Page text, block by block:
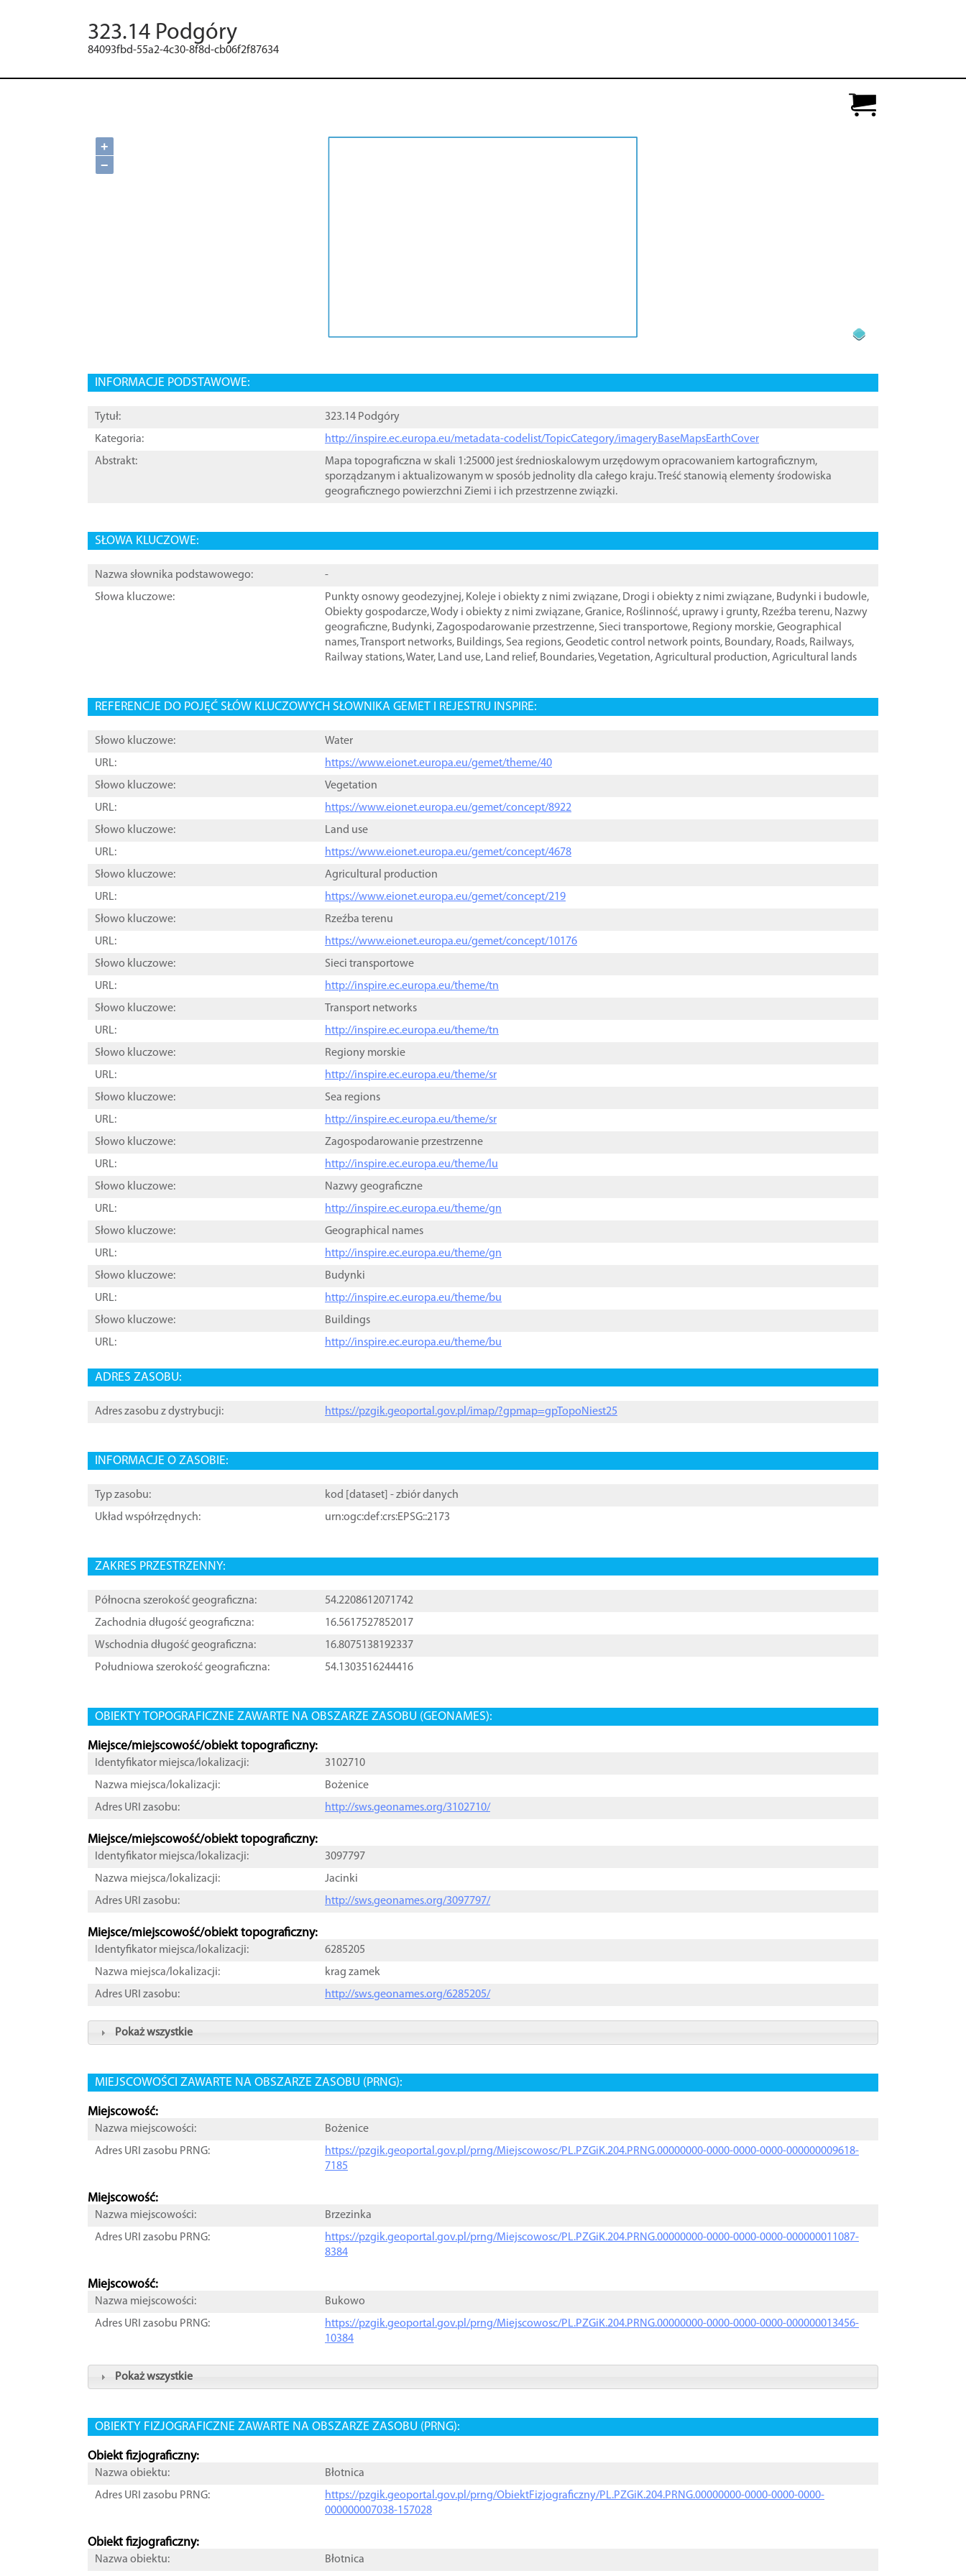
323.14 Podgóry
84093fbd-55a2-4c30-8f8d-cb06f2f87634
+
−
INFORMACJE PODSTAWOWE:
Tytuł:
323.14 Podgóry
Kategoria:
http://inspire.ec.europa.eu/metadata-codelist/TopicCategory/imageryBaseMapsEarthCover
Abstrakt:
Mapa topograficzna w skali 1:25000 jest średnioskalowym urzędowym opracowaniem kartograficznym,
sporządzanym i aktualizowanym w sposób jednolity dla całego kraju. Treść stanowią elementy środowiska
geograficznego powierzchni Ziemi i ich przestrzenne związki.
SŁOWA KLUCZOWE:
Nazwa słownika podstawowego:
-
Słowa kluczowe:
Punkty osnowy geodezyjnej, Koleje i obiekty z nimi związane, Drogi i obiekty z nimi związane, Budynki i budowle,
Obiekty gospodarcze,Wody i obiekty z nimi związane,Granice, Roślinność, uprawy i grunty, Rzeźba terenu, Nazwy
geograficzne, Budynki,Zagospodarowanie przestrzenne, Sieci transportowe, Regiony morskie,Geographical
names,Transport networks, Buildings, Sea regions,Geodetic control network points, Boundary, Roads, Railways,
Railway stations,Water, Land use, Land relief, Boundaries,Vegetation,Agricultural production,Agricultural lands
REFERENCJE DO POJĘĆ SŁÓW KLUCZOWYCH SŁOWNIKA GEMET I REJESTRU INSPIRE:
Słowo kluczowe:
Water
URL:
https://www.eionet.europa.eu/gemet/theme/40
Słowo kluczowe:
Vegetation
URL:
https://www.eionet.europa.eu/gemet/concept/8922
Słowo kluczowe:
Land use
URL:
https://www.eionet.europa.eu/gemet/concept/4678
Słowo kluczowe:
Agricultural production
URL:
https://www.eionet.europa.eu/gemet/concept/219
Słowo kluczowe:
Rzeźba terenu
URL:
https://www.eionet.europa.eu/gemet/concept/10176
Słowo kluczowe:
Sieci transportowe
URL:
http://inspire.ec.europa.eu/theme/tn
Słowo kluczowe:
Transport networks
URL:
http://inspire.ec.europa.eu/theme/tn
Słowo kluczowe:
Regiony morskie
URL:
http://inspire.ec.europa.eu/theme/sr
Słowo kluczowe:
Sea regions
URL:
http://inspire.ec.europa.eu/theme/sr
Słowo kluczowe:
Zagospodarowanie przestrzenne
URL:
http://inspire.ec.europa.eu/theme/lu
Słowo kluczowe:
Nazwy geograficzne
URL:
http://inspire.ec.europa.eu/theme/gn
Słowo kluczowe:
Geographical names
URL:
http://inspire.ec.europa.eu/theme/gn
Słowo kluczowe:
Budynki
URL:
http://inspire.ec.europa.eu/theme/bu
Słowo kluczowe:
Buildings
URL:
http://inspire.ec.europa.eu/theme/bu
ADRES ZASOBU:
Adres zasobu z dystrybucji: https://pzgik.geoportal.gov.pl/imap/?gpmap=gpTopoNiest25
INFORMACJE O ZASOBIE:
Typ zasobu: kod [ dataset ] - zbiór danych
Układ współrzędnych:
urn:ogc:def:crs:EPSG::2173
ZAKRES PRZESTRZENNY:
Północna szerokość geograficzna:
54.2208612071742
Zachodnia długość geograficzna:
16.5617527852017
Wschodnia długość geograficzna:
16.8075138192337
Południowa szerokość geograficzna:
54.1303516244416
OBIEKTY TOPOGRAFICZNE ZAWARTE NA OBSZARZE ZASOBU (GEONAMES):
Miejsce/miejscowość/obiekt topograficzny:
Identyfikator miejsca/lokalizacji:
3102710
Nazwa miejsca/lokalizacji:
Bożenice
Adres URI zasobu:
http://sws.geonames.org/3102710/
Miejsce/miejscowość/obiekt topograficzny:
Identyfikator miejsca/lokalizacji:
3097797
Nazwa miejsca/lokalizacji:
Jacinki
Adres URI zasobu:
http://sws.geonames.org/3097797/
Miejsce/miejscowość/obiekt topograficzny:
Identyfikator miejsca/lokalizacji:
6285205
Nazwa miejsca/lokalizacji:
krag zamek
Adres URI zasobu:
http://sws.geonames.org/6285205/
Pokaż wszystkie
MIEJSCOWOŚCI ZAWARTE NA OBSZARZE ZASOBU (PRNG):
Miejscowość:
Nazwa miejscowości:
Bożenice
Adres URI zasobu PRNG:
https://pzgik.geoportal.gov.pl/prng/Miejscowosc/PL.PZGiK.204.PRNG.00000000-0000-0000-0000-000000009618-
7185
Miejscowość:
Nazwa miejscowości:
Brzezinka
Adres URI zasobu PRNG:
https://pzgik.geoportal.gov.pl/prng/Miejscowosc/PL.PZGiK.204.PRNG.00000000-0000-0000-0000-000000011087-
8384
Miejscowość:
Nazwa miejscowości:
Bukowo
Adres URI zasobu PRNG:
https://pzgik.geoportal.gov.pl/prng/Miejscowosc/PL.PZGiK.204.PRNG.00000000-0000-0000-0000-000000013456-
10384
Pokaż wszystkie
OBIEKTY FIZJOGRAFICZNE ZAWARTE NA OBSZARZE ZASOBU (PRNG):
Obiekt fizjograficzny:
Nazwa obiektu:
Błotnica
Adres URI zasobu PRNG:
https://pzgik.geoportal.gov.pl/prng/ObiektFizjograficzny/PL.PZGiK.204.PRNG.00000000-0000-0000-0000-
000000007038-157028
Obiekt fizjograficzny:
Nazwa obiektu: Błotnica